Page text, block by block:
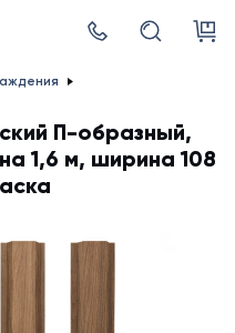
П-образный,
1,6 м, ширина 108